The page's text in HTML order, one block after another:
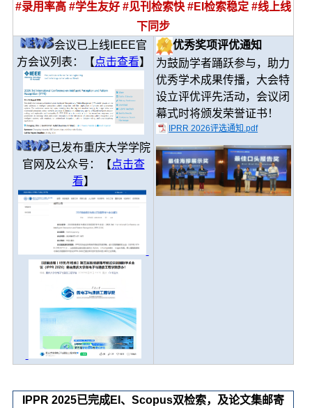
#录用率高 #学生友好 #见刊检索快 #EI检索稳定 #线上线
下同步
会议已上线IEEE官
方会议列表：【点击查看】
已发布重庆大学学院
官网及公众号：【点击查
看】
优秀奖项评优通知
为鼓励学者踊跃参与，助力
优秀学术成果传播，大会特
设立评优评先活动，会议闭
幕式时将颁发荣誉证书！
IPRR 2026评选通知.pdf
IPPR 2025已完成EI、Scopus双检索，及论文集邮寄